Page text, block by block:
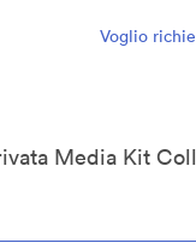
Voglio
Media Kit